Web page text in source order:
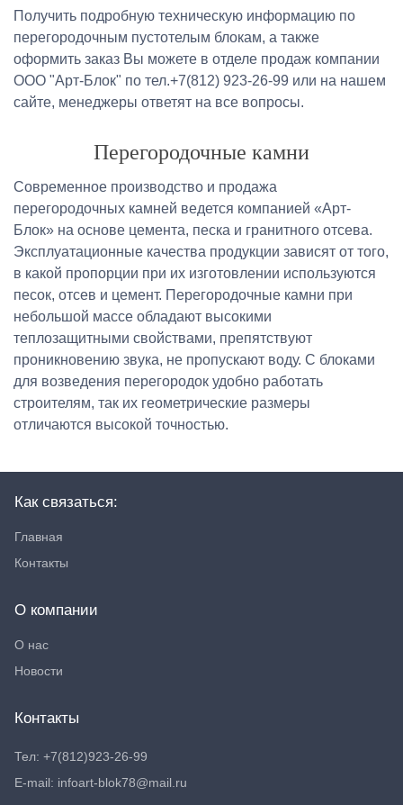
Получить подробную техническую информацию по
перегородочным пустотелым блокам, а также
оформить заказ Вы можете в отделе продаж компании
ООО "Арт-Блок" по тел.+7(812) 923-26-99 или на нашем
сайте, менеджеры ответят на все вопросы.
Перегородочные камни
Современное производство и продажа
перегородочных камней ведется компанией «Арт-
Блок» на основе цемента, песка и гранитного отсева.
Эксплуатационные качества продукции зависят от того,
в какой пропорции при их изготовлении используются
песок, отсев и цемент. Перегородочные камни при
небольшой массе обладают высокими
теплозащитными свойствами, препятствуют
проникновению звука, не пропускают воду. С блоками
для возведения перегородок удобно работать
строителям, так их геометрические размеры
отличаются высокой точностью.
Как связаться:
Главная
Контакты
О компании
О нас
Новости
Контакты
Тел: +7(812)923-26-99
E-mail: infoart-blok78@mail.ru